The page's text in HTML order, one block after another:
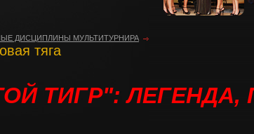
ДИСЦИПЛИНЫ МУЛЬТИТУРНИРА
тяга
ТИГР":